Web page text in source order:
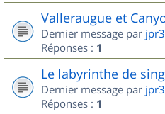
Valleraugue et
Dernier message par
Réponses : 1
Le labyrinthe de
Dernier message par
Réponses : 1